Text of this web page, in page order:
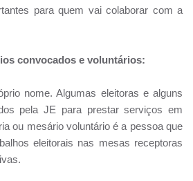
para quem vai colaborar com a
convocados e voluntários:
nome. Algumas eleitoras e alguns
pela JE para prestar serviços em
ou mesário voluntário é a pessoa que
eleitorais nas mesas receptoras